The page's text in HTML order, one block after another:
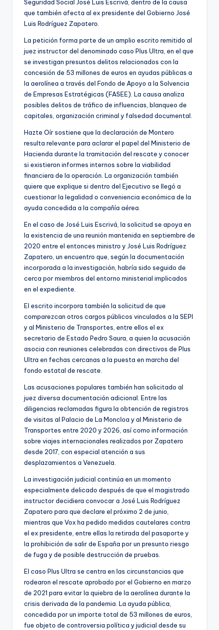
Seguridad Social José Luis Escrivá, dentro de la causa
que también afecta al ex presidente del Gobierno José
Luis Rodríguez Zapatero.
La petición forma parte de un amplio escrito remitido al
juez instructor del denominado caso Plus Ultra, en el que
se investigan presuntos delitos relacionados con la
concesión de 53 millones de euros en ayudas públicas a
la aerolínea a través del Fondo de Apoyo a la Solvencia
de Empresas Estratégicas (FASEE). La causa analiza
posibles delitos de tráfico de influencias, blanqueo de
capitales, organización criminal y falsedad documental.
Hazte Oír sostiene que la declaración de Montero
resulta relevante para aclarar el papel del Ministerio de
Hacienda durante la tramitación del rescate y conocer
si existieron informes internos sobre la viabilidad
financiera de la operación. La organización también
quiere que explique si dentro del Ejecutivo se llegó a
cuestionar la legalidad o conveniencia económica de la
ayuda concedida a la compañía aérea.
En el caso de José Luis Escrivá, la solicitud se apoya en
la existencia de una reunión mantenida en septiembre de
2020 entre el entonces ministro y José Luis Rodríguez
Zapatero, un encuentro que, según la documentación
incorporada a la investigación, habría sido seguido de
cerca por miembros del entorno ministerial implicados
en el expediente.
El escrito incorpora también la solicitud de que
comparezcan otros cargos públicos vinculados a la SEPI
y al Ministerio de Transportes, entre ellos el ex
secretario de Estado Pedro Saura, a quien la acusación
asocia con reuniones celebradas con directivos de Plus
Ultra en fechas cercanas a la puesta en marcha del
fondo estatal de rescate.
Las acusaciones populares también han solicitado al
juez diversa documentación adicional. Entre las
diligencias reclamadas figura la obtención de registros
de visitas al Palacio de La Moncloa y al Ministerio de
Transportes entre 2020 y 2026, así como información
sobre viajes internacionales realizados por Zapatero
desde 2017, con especial atención a sus
desplazamientos a Venezuela.
La investigación judicial continúa en un momento
especialmente delicado después de que el magistrado
instructor decidiera convocar a José Luis Rodríguez
Zapatero para que declare el próximo 2 de junio,
mientras que Vox ha pedido medidas cautelares contra
el ex presidente, entre ellas la retirada del pasaporte y
la prohibición de salir de España por un presunto riesgo
de fuga y de posible destrucción de pruebas.
El caso Plus Ultra se centra en las circunstancias que
rodearon el rescate aprobado por el Gobierno en marzo
de 2021 para evitar la quiebra de la aerolínea durante la
crisis derivada de la pandemia. La ayuda pública,
concedida por un importe total de 53 millones de euros,
fue objeto de controversia política y judicial desde su